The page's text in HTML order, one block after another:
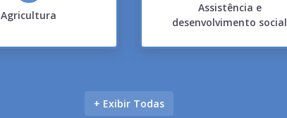
Agricultura
Assistência e
desenvolvimento social
+ Exibir Todas